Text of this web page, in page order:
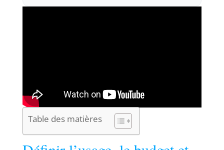
Table des matières